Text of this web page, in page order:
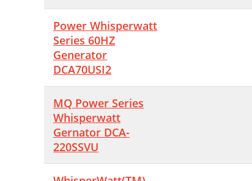
Power Whisperwatt
Series 60HZ
Generator
DCA70USI2
MQ Power Series
Whisperwatt
Gernator DCA-
220SSVU